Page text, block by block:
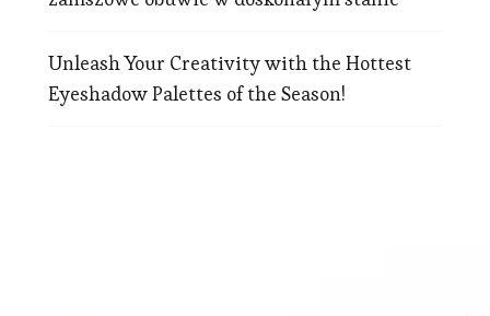
Unleash Your Creativity with the Hottest
Eyeshadow Palettes of the Season!